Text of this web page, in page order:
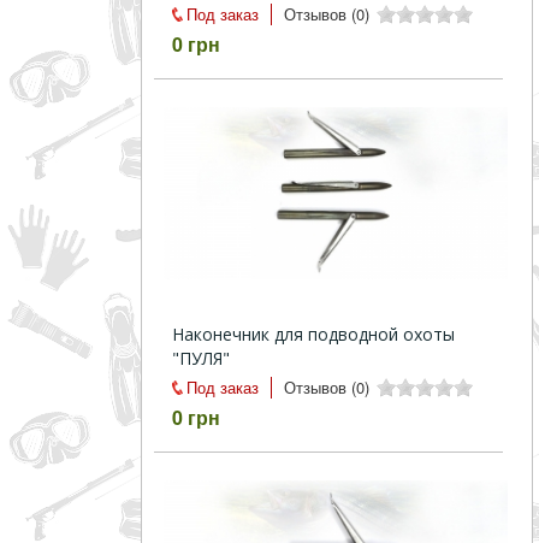
Под заказ
Отзывов (0)
0 грн
Наконечник для подводной охоты
"ПУЛЯ"
Под заказ
Отзывов (0)
0 грн